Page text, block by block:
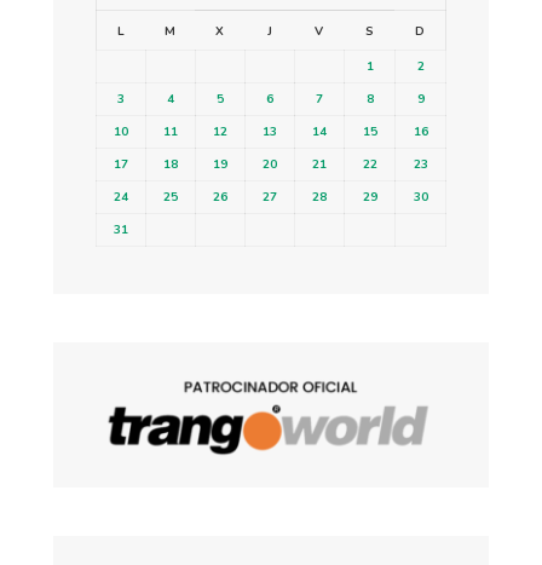
L M X J V S D
1
2
3
4 5 6 7 8
9
10
11 12 13 14 15
16
17
18 19 20 21 22
23
24
25 26 27 28 29
30
31